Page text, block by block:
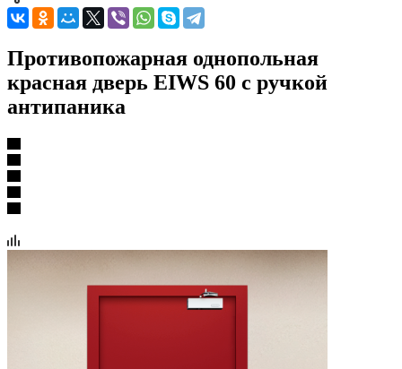
Противопожарная однопольная
красная дверь EIWS 60 с ручкой
антипаника